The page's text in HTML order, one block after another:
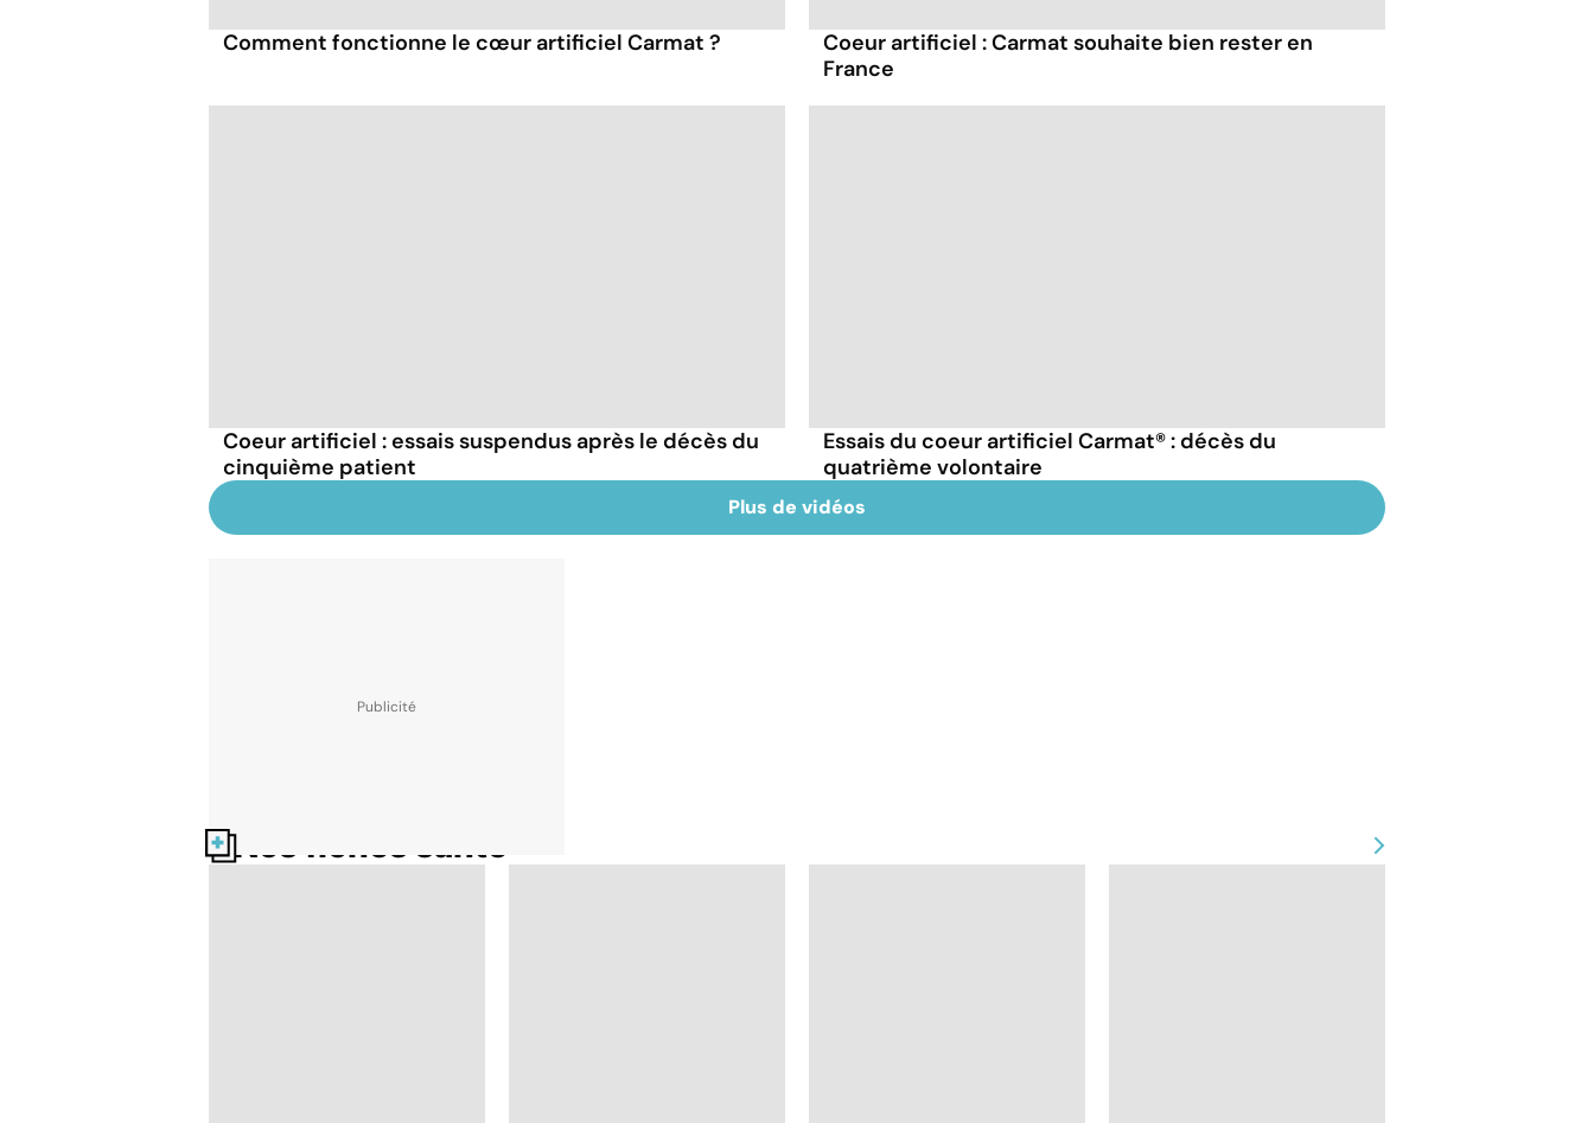
Comment fonctionne le cœur artificiel Carmat ?
Coeur artificiel : Carmat souhaite bien rester en
France
Coeur artificiel : essais suspendus après le décès du
cinquième patient
Essais du coeur artificiel Carmat® : décès du
quatrième volontaire
Plus de vidéos
Nos fiches santé